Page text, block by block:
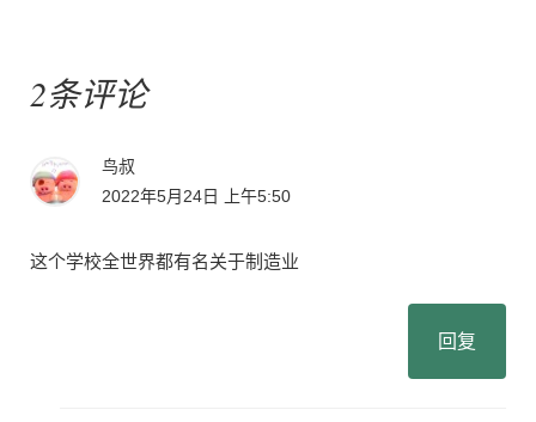
2条评论
鸟叔
2022年5月24日 上午5:50
这个学校全世界都有名关于制造业
回复